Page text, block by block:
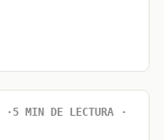
5 MIN DE LECTURA